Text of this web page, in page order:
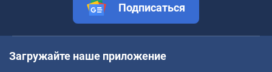
Подписаться
Загружайте наше приложение